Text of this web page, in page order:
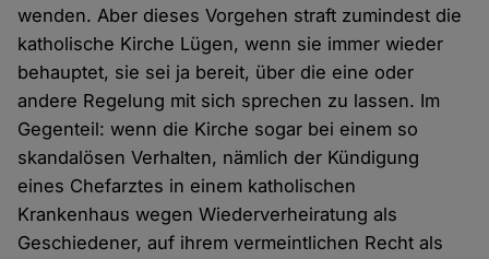
wenden. Aber dieses Vorgehen straft zumindest die
katholische Kirche Lügen, wenn sie immer wieder
behauptet, sie sei ja bereit, über die eine oder
andere Regelung mit sich sprechen zu lassen. Im
Gegenteil: wenn die Kirche sogar bei einem so
skandalösen Verhalten, nämlich der Kündigung
eines Chefarztes in einem katholischen
Krankenhaus wegen Wiederverheiratung als
Geschiedener, auf ihrem vermeintlichen Recht als